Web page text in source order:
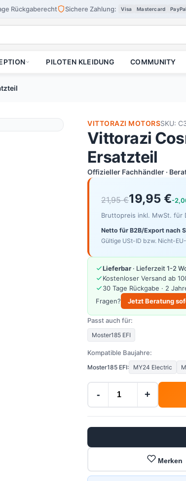
Rückgaberecht Sichere Zahlung: Visa Mastercard PayPal
PILOTEN KLEIDUNG COMMUNITY
VITTORAZI MOTORSSKU:
Vittorazi
Ersatzteil
Offizieller Fachhändler ·
21,95 €19,95 €-
Bruttopreis inkl. MwSt. für
Netto für B2B/Export nach
Gültige USt-ID bzw. Nicht-
Lieferbar · Lieferzeit 1-2
Kostenloser Versand ab
30 Tage Rückgabe · 2
Fragen?
Jetzt Beratung
Passt auch für:
Moster185 EFI
Kompatible Baujahre:
Moster185 EFI: MY24 Electric
- +
Merken